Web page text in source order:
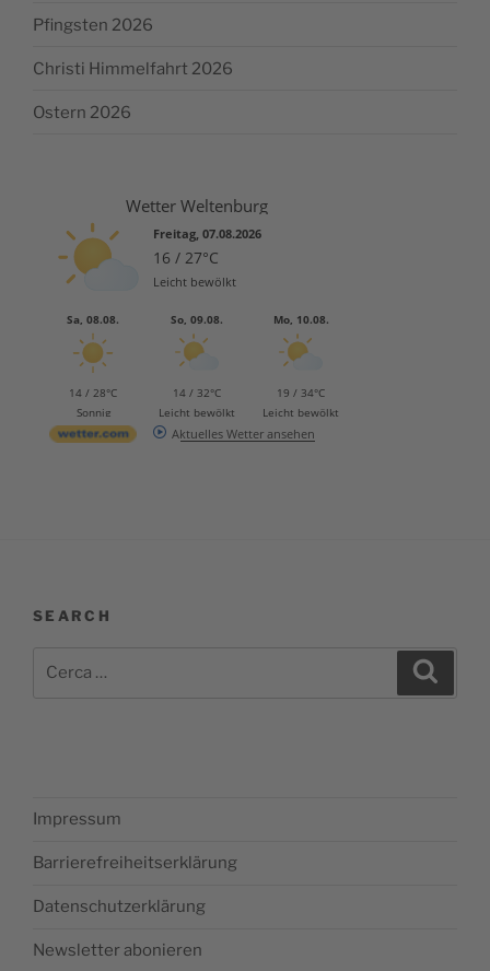
Pfingsten 2026
Christi Himmelfahrt 2026
Ostern 2026
Wetter Weltenburg
Freitag, 07.08.2026
16 / 27°C
Leicht bewölkt
Sa, 08.08.
14 / 28°C
Sonnig
So, 09.08.
14 / 32°C
Leicht bewölkt
Mo, 10.08.
19 / 34°C
Leicht bewölkt
Aktuelles Wetter ansehen
SEARCH
Impressum
Barrierefreiheitserklärung
Datenschutzerklärung
Newsletter abonieren